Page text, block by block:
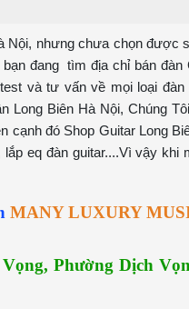
Nội, nhưng chưa chọn
đang tìm địa chỉ bán
và tư vấn về mọi loại đàn
Long Biên Hà Nội, Chúng
cạnh đó Shop Guitar Long
eq đàn guitar....Vì vậy
MANY LUXURY
Phường Dịch